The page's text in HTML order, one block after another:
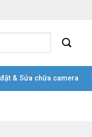
& Sửa chữa camera